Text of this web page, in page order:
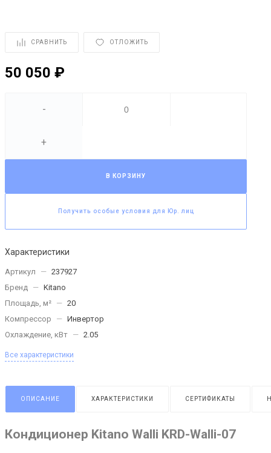
СРАВНИТЬ ОТЛОЖИТЬ
50 050 ₽
-
+
В КОРЗИНУ
Получить особые условия для Юр. лиц
Характеристики
Артикул — 237927
Бренд
— Kitano
Площадь, м² — 20
Компрессор
— Инвертор
Охлаждение, кВт — 2.05
Все характеристики
ОПИСАНИЕ ХАРАКТЕРИСТИКИ СЕРТИФИКАТЫ
Кондиционер Kitano Walli KRD-Walli-07